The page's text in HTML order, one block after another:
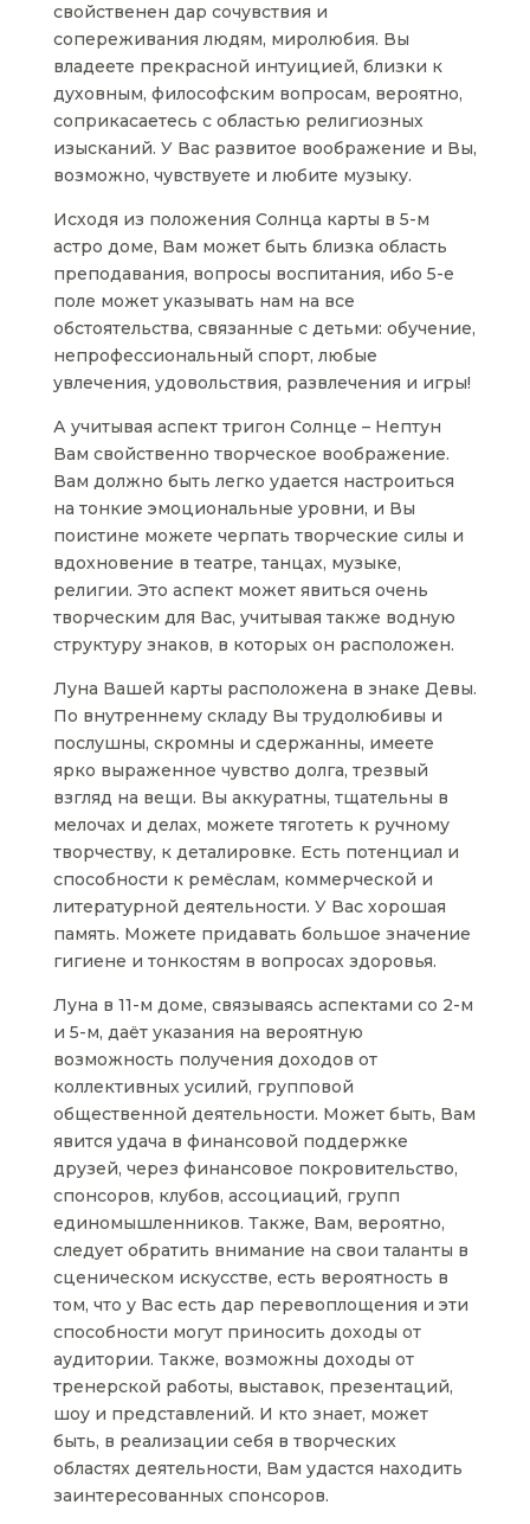
свойственен дар сочувствия и
сопереживания людям, миролюбия. Вы
владеете прекрасной интуицией, близки к
духовным, философским вопросам, вероятно,
соприкасаетесь с областью религиозных
изысканий. У Вас развитое воображение и Вы,
возможно, чувствуете и любите музыку.
Исходя из положения Солнца карты в 5-м
астро доме, Вам может быть близка область
преподавания, вопросы воспитания, ибо 5-е
поле может указывать нам на все
обстоятельства, связанные с детьми: обучение,
непрофессиональный спорт, любые
увлечения, удовольствия, развлечения и игры!
А учитывая аспект тригон Солнце – Нептун
Вам свойственно творческое воображение.
Вам должно быть легко удается настроиться
на тонкие эмоциональные уровни, и Вы
поистине можете черпать творческие силы и
вдохновение в театре, танцах, музыке,
религии. Это аспект может явиться очень
творческим для Вас, учитывая также водную
структуру знаков, в которых он расположен.
Луна Вашей карты расположена в знаке Девы.
По внутреннему складу Вы трудолюбивы и
послушны, скромны и сдержанны, имеете
ярко выраженное чувство долга, трезвый
взгляд на вещи. Вы аккуратны, тщательны в
мелочах и делах, можете тяготеть к ручному
творчеству, к деталировке. Есть потенциал и
способности к ремёслам, коммерческой и
литературной деятельности. У Вас хорошая
память. Можете придавать большое значение
гигиене и тонкостям в вопросах здоровья.
Луна в 11-м доме, связываясь аспектами со 2-м
и 5-м, даёт указания на вероятную
возможность получения доходов от
коллективных усилий, групповой
общественной деятельности. Может быть, Вам
явится удача в финансовой поддержке
друзей, через финансовое покровительство,
спонсоров, клубов, ассоциаций, групп
единомышленников. Также, Вам, вероятно,
следует обратить внимание на свои таланты в
сценическом искусстве, есть вероятность в
том, что у Вас есть дар перевоплощения и эти
способности могут приносить доходы от
аудитории. Также, возможны доходы от
тренерской работы, выставок, презентаций,
шоу и представлений. И кто знает, может
быть, в реализации себя в творческих
областях деятельности, Вам удастся находить
заинтересованных спонсоров.